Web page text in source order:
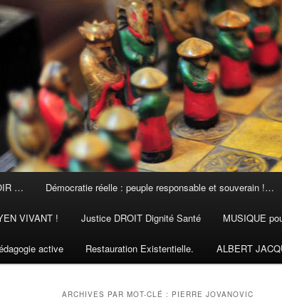
… Démocratie réelle : peuple responsable et souverain !…
VIVANT ! Justice DROIT Dignité Santé MUSIQUE
active Restauration Existentielle. ALBERT
ARCHIVES PAR MOT-CLÉ : PIERRE JOVANOVIC